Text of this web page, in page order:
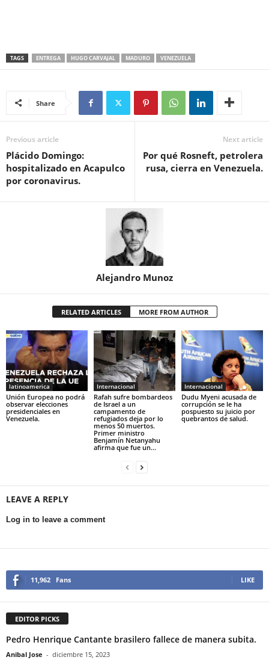
TAGS ENTREGA HUGO CARVAJAL MADURO VENEZUELA
Share
Previous article
Plácido Domingo:
hospitalizado en Acapulco
por coronavirus.
Next article
Por qué Rosneft, petrolera
rusa, cierra en Venezuela.
Alejandro Munoz
RELATED ARTICLES MORE FROM AUTHOR
latinoamerica
Unión Europea no podrá
observar elecciones
presidenciales en
Venezuela.
Internacional
Rafah sufre bombardeos
de Israel a un
campamento de
refugiados deja por lo
menos 50 muertos.
Primer ministro
Benjamín Netanyahu
afirma que fue un...
Internacional
Dudu Myeni acusada de
corrupción se le ha
pospuesto su juicio por
quebrantos de salud.
LEAVE A REPLY
Log in to leave a comment
11,962 Fans LIKE
EDITOR PICKS
Pedro Henrique Cantante brasilero fallece de manera subita.
Anibal Jose - diciembre 15, 2023